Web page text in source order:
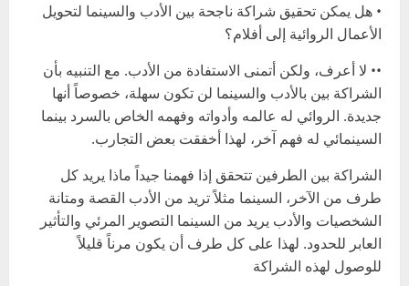
• هل يمكن تحقيق شراكة ناجحة بين الأدب والسينما لتحويل
الأعمال الروائية إلى أفلام؟
•• لا أعرف، ولكن أتمنى الاستفادة من الأدب. مع التنبيه بأن
الشراكة بين بالأدب والسينما لن تكون سهلة، خصوصاً أنها
جديدة. الروائي له عالمه وأدواته وفهمه الخاص بالسرد بينما
السينمائي له فهم آخر، لهذا أخفقت بعض التجارب.
الشراكة بين الطرفين تتحقق إذا فهمنا جيداً ماذا يريد كل
طرف من الآخر، السينما مثلاً تريد من الأدب القصة ومتانة
الشخصيات والأدب يريد من السينما التصوير المرئي والتأثير
العابر للحدود. لهذا على كل طرف أن يكون مرناً قليلاً
للوصول لهذه الشراكة